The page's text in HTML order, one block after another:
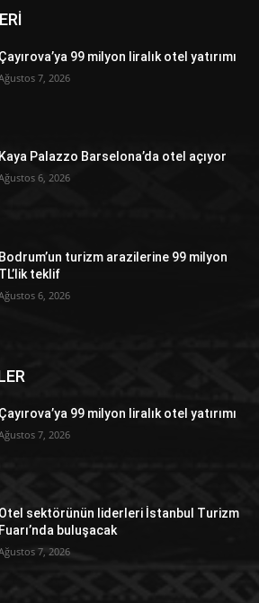
Çayırova’ya 99 milyon liralık otel yatırımı
7, 2026
Kaya Palazzo Barselona’da otel açıyor
6, 2026
Bodrum’un turizm arazilerine 99 milyon
TL’lik teklif
6, 2026
Çayırova’ya 99 milyon liralık otel yatırımı
7, 2026
Otel sektörünün liderleri İstanbul Turizm
Fuarı’nda buluşacak
7, 2026